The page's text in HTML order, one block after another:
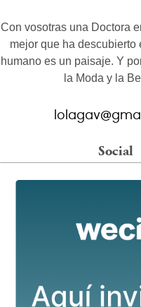
Con vosotras una Doctora
mejor que ha descubierto
humano es un paisaje. Y
la Moda y la
Social